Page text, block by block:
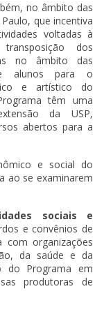
no âmbito das
que incentiva
voltadas à
dos
no âmbito das
e alunos para o
e artístico do
têm uma
da USP,
abertos para a
e social do
ao se examinarem
sociais e
e convênios de
com organizações
da saúde e da
do Programa em
produtoras de